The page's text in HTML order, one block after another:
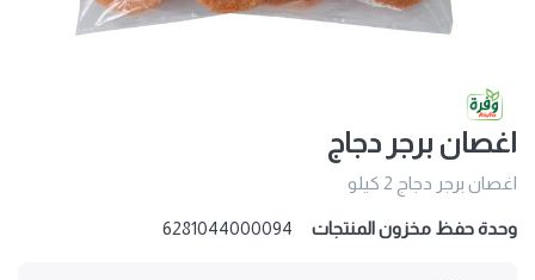
اغصان برجر دجاج
اغصان برجر دجاج 2 كيلو
وحدة حفظ مخزون المنتجات 6281044000094